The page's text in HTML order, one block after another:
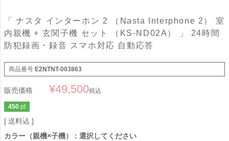
「 ナスタ インターホン 2 （Nasta Interphone 2） 室
内親機 + 玄関子機 セット （KS-ND02A） 」 24時間
防犯録画・録音 スマホ対応 自動応答
商品番号 E2NTNT-003863
販売価格 ¥49,500税込
450 pt
送料込
カラー（親機×子機）
選択してください